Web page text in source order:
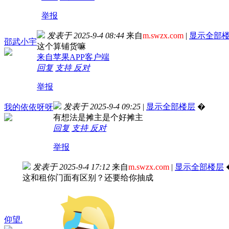
举报
邵武小宇
发表于 2025-9-4 08:44 来自m.swzx.com | 显示全部
这个算铺货嘛
来自苹果APP客户端
回复 支持 反对
举报
我的依依呀呀 发表于 2025-9-4 09:25 | 显示全部楼层 �
有想法是摊主是个好摊主
回复 支持 反对
举报
仰望.
发表于 2025-9-4 17:12 来自m.swzx.com | 显示全部楼层
这和租你门面有区别？还要给你抽成